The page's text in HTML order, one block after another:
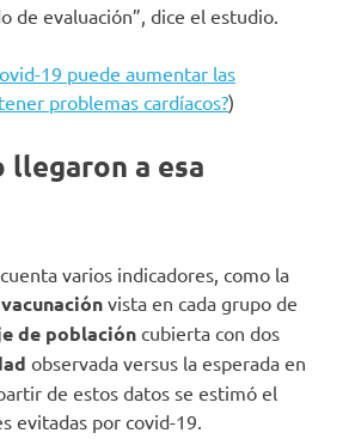
de evaluación”, dice el estudio.
19 puede aumentar las
problemas cardíacos?)
llegaron a esa
varios indicadores, como la
vista en cada grupo de
de población cubierta con dos
observada versus la esperada en
de estos datos se estimó el
evitadas por covid-19.